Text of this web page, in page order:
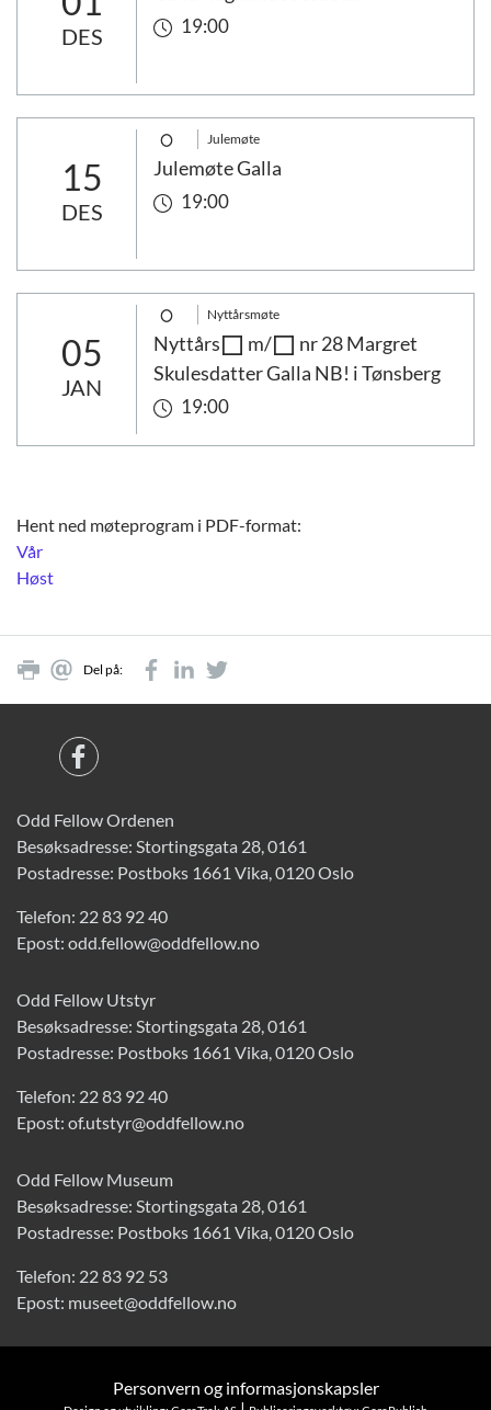
DES 19:00
15
DES
Julemøte
Julemøte Galla
19:00
05
JAN
Nyttårsmøte
Nyttårs m/
nr 28 Margret
Skulesdatter Galla NB! i Tønsberg
19:00
Hent ned møteprogram i PDF-format:
Vår
Høst
Del på:
Odd Fellow Ordenen
Besøksadresse: Stortingsgata 28, 0161
Postadresse: Postboks 1661 Vika, 0120 Oslo
Telefon: 22 83 92 40
Epost: odd.fellow@oddfellow.no
Odd Fellow Utstyr
Besøksadresse: Stortingsgata 28, 0161
Postadresse: Postboks 1661 Vika, 0120 Oslo
Telefon: 22 83 92 40
Epost: of.utstyr@oddfellow.no
Odd Fellow Museum
Besøksadresse: Stortingsgata 28, 0161
Postadresse: Postboks 1661 Vika, 0120 Oslo
Telefon: 22 83 92 53
Epost: museet@oddfellow.no
Personvern og informasjonskapsler